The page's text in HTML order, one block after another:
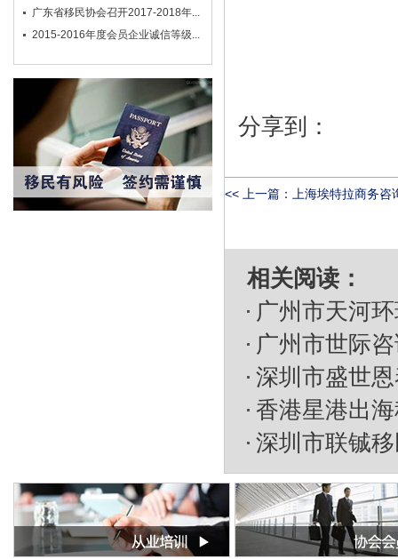
广东省移民协会召开2017-2018年...
2015-2016年度会员企业诚信等级...
分享到：
<< 上一篇： 上海埃特拉商务
相关阅读：
广州市天河
广州市世际
深圳市盛世
香港星港出
深圳市联铖